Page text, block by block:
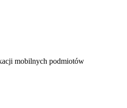
mobilnych podmiotów